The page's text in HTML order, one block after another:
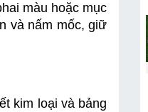
màu hoặc mục
và nấm mốc, giữ
kim loại và bảng